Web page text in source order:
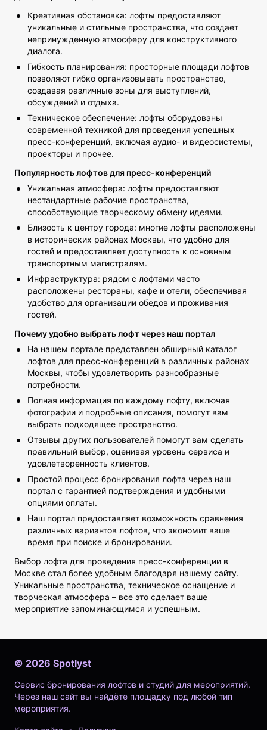
Креативная обстановка: лофты предоставляют
уникальные и стильные пространства, что создает
непринужденную атмосферу для конструктивного
диалога.
Гибкость планирования: просторные площади лофтов
позволяют гибко организовывать пространство,
создавая различные зоны для выступлений,
обсуждений и отдыха.
Техническое обеспечение: лофты оборудованы
современной техникой для проведения успешных
пресс-конференций, включая аудио- и видеосистемы,
проекторы и прочее.
Популярность лофтов для пресс-конференций
Уникальная атмосфера: лофты предоставляют
нестандартные рабочие пространства,
способствующие творческому обмену идеями.
Близость к центру города: многие лофты расположены
в исторических районах Москвы, что удобно для
гостей и предоставляет доступность к основным
транспортным магистралям.
Инфраструктура: рядом с лофтами часто
расположены рестораны, кафе и отели, обеспечивая
удобство для организации обедов и проживания
гостей.
Почему удобно выбрать лофт через наш портал
На нашем портале представлен обширный каталог
лофтов для пресс-конференций в различных районах
Москвы, чтобы удовлетворить разнообразные
потребности.
Полная информация по каждому лофту, включая
фотографии и подробные описания, помогут вам
выбрать подходящее пространство.
Отзывы других пользователей помогут вам сделать
правильный выбор, оценивая уровень сервиса и
удовлетворенность клиентов.
Простой процесс бронирования лофта через наш
портал с гарантией подтверждения и удобными
опциями оплаты.
Наш портал предоставляет возможность сравнения
различных вариантов лофтов, что экономит ваше
время при поиске и бронировании.
Выбор лофта для проведения пресс-конференции в
Москве стал более удобным благодаря нашему сайту.
Уникальные пространства, техническое оснащение и
творческая атмосфера – все это сделает ваше
мероприятие запоминающимся и успешным.
© 2026 Spotlyst
Сервис бронирования лофтов и студий для мероприятий.
Через наш сайт вы найдёте площадку под любой тип
мероприятия.